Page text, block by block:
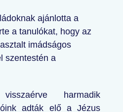
ajánlotta a
a tanulókat, hogy az
imádságos
szentestén a
harmadik
adták elő a Jézus